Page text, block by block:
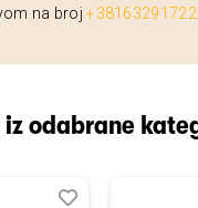
na broj+38163291722
odabrane
Dodaj
Uporedi